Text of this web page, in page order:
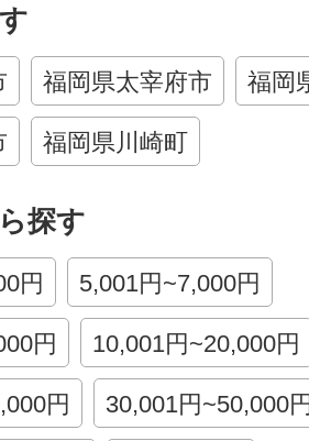
福岡県太宰府市 福岡
福岡県川崎町
探す
円 5,001円~7,000円
円 10,001円~20,000円
円 30,001円~50,000